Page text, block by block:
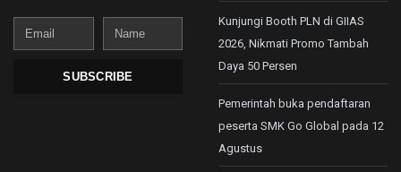
Email
Name
SUBSCRIBE
Kunjungi Booth PLN di GIIAS
2026, Nikmati Promo Tambah
Daya 50 Persen
Pemerintah buka pendaftaran
peserta SMK Go Global pada 12
Agustus